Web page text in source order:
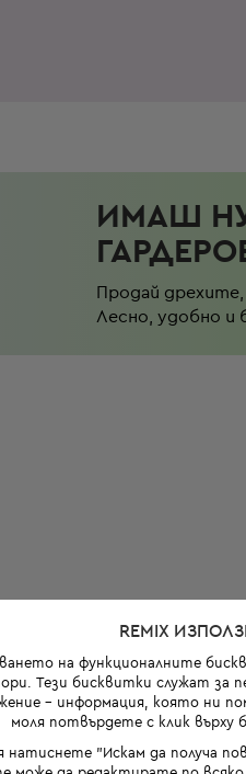
ИМАШ
Продай
Лесно, удобно и
REMIX
на функционалните
Тези бисквитки служат за
- информация, която ни
моля потвърдете с клик върху
натиснете "Искам да получа